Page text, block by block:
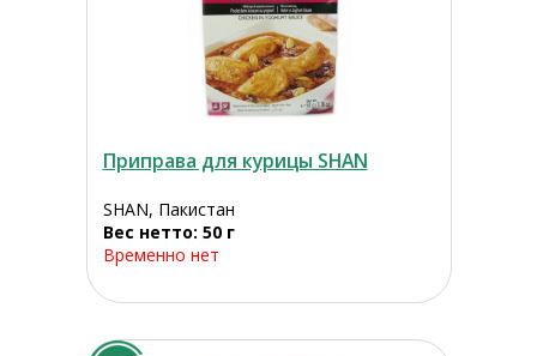
Приправа для курицы SHAN
SHAN, Пакистан
Вес нетто: 50 г
Временно нет